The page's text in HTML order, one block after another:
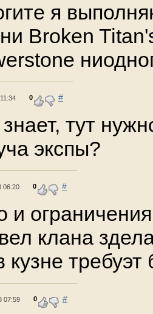
я
Broken
0 #
тут
экспы?
06:20 0 #
и
клана
кузне
07:59 0 #